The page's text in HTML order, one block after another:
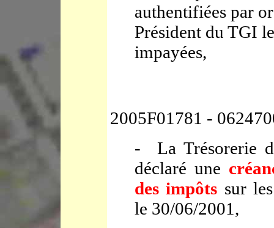
authentifiées par
Président du TGI
impayées,
2005F01781 -
- La Trésorerie
déclaré une
des impôts sur
le 30/06/2001,